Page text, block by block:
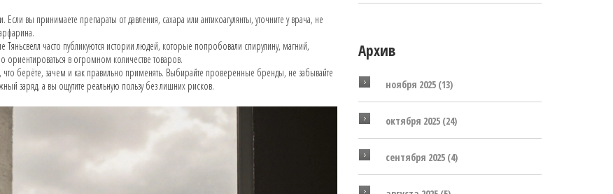
вы принимаете препараты от давления, сахара или антикоагулянты, уточните у врача, не
часто публикуются истории людей, которые попробовали спирулину, магний,
ориентироваться в огромном количестве товаров.
берёте, зачем и как правильно применять. Выбирайте проверенные бренды, не забывайте
заряд, а вы ощутите реальную пользу без лишних рисков.
Архив
ноября 2025 (13)
октября 2025 (24)
сентября 2025 (4)